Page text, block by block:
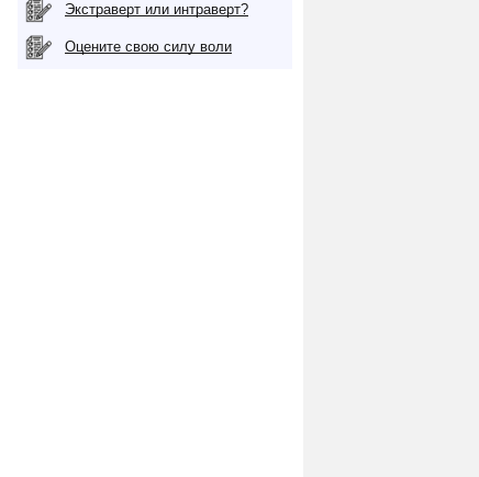
Экстраверт или интраверт?
Оцените свою силу воли